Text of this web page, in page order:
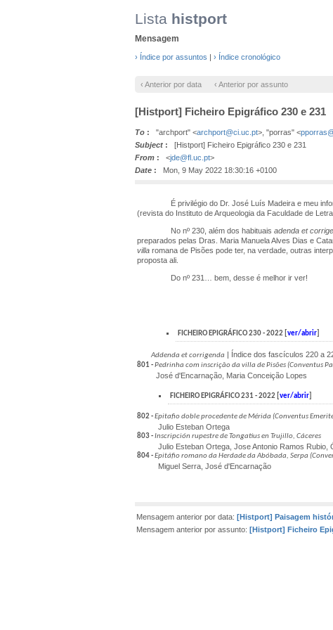
Lista histport
Mensagem
› Índice por assuntos | › Índice cronológico
‹ Anterior por data ‹ Anterior por assunto
[Histport] Ficheiro Epigráfico 230 e 231
To : "archport" <archport@ci.uc.pt>, "porras" <
Subject : [Histport] Ficheiro Epigráfico 230 e 231
From : <jde@fl.uc.pt>
Date : Mon, 9 May 2022 18:30:16 +0100
É privilégio do Dr. José Luís Madeira e meu
(revista do Instituto de Arqueologia da Faculdade de
No nº 230, além dos habituais adenda et
preparados pelas Dras. Maria Manuela Alves Dias e
villa romana de Pisões pode ter, na verdade, outras
proposta ali.
Do nº 231… bem, desse é melhor ir ver!
José
FICHEIRO EPIGRÁFICO 230 - 2022 [ ver/abrir
Addenda et corrigenda | Índice dos fascículos 220 a
801 -Pedrinha com inscrição da villa de Pisões (Conventus
José d'Encarnação, Maria Conceição Lopes
FICHEIRO EPIGRÁFICO 231 - 2022 [ver/abrir
802 -Epitafio doble procedente de Mérida (Conventus
Julio Esteban Ortega
803 -Inscripción rupestre de Tongatius en Trujillo, Cáceres
Julio Esteban Ortega, Jose Antonio Ramos Rubio,
804 -Epitáfio romano da Herdade da Abóbada, Serpa
Miguel Serra, José d'Encarnação
Mensagem anterior por data: [Histport] Paisagem
Mensagem anterior por assunto: [Histport] Ficheiro